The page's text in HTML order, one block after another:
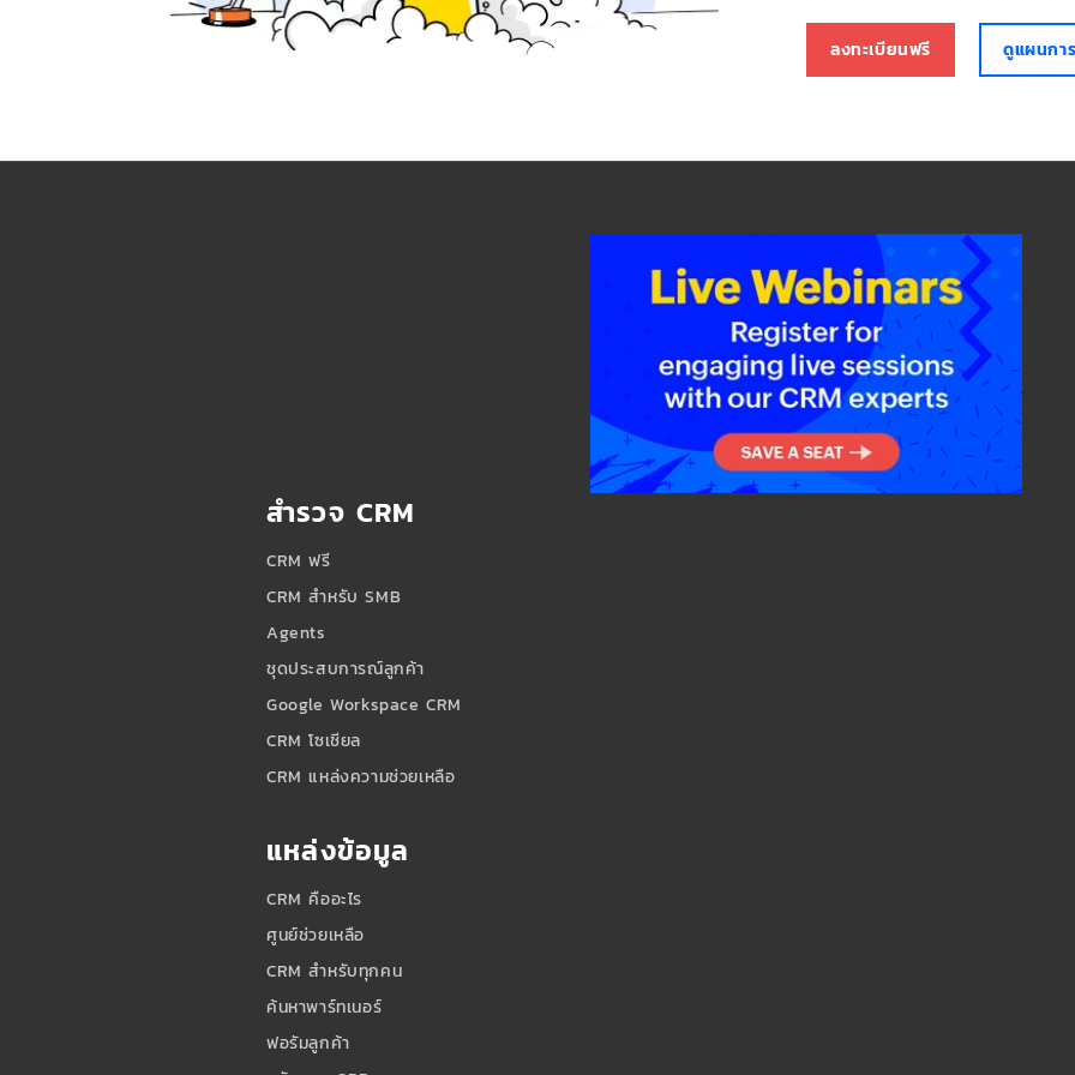
ลงทะเบียนฟรี ดูแผนกา
สำรวจ CRM
CRM ฟรี
CRM สำหรับ SMB
Agents
ชุดประสบการณ์ลูกค้า
Google Workspace CRM
CRM โซเชียล
CRM แหล่งความช่วยเหลือ
แหล่งข้อมูล
CRM คืออะไร
ศูนย์ช่วยเหลือ
CRM สำหรับทุกคน
ค้นหาพาร์ทเนอร์
ฟอรัมลูกค้า